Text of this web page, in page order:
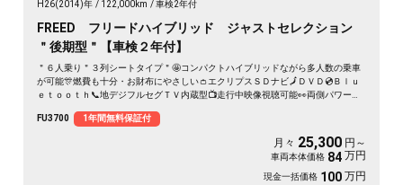
H26(2014)年 122,000km 車検2年付
FREED フリードハイブリッド ジャストセレクション
＂後期型＂【車検２年付】
＂６人乗り＂３列シートタイプ＂🤩コンパクトハイブリッドながら多人数の乗車
が可能🎊燃費も十分・お財布にやさしい👛エクリプスＳＤナビ🗾ＤＶＤ💿Ｂｌｕ
ｅｔｏｏｔｈ📞地デジフルセグＴＶ内蔵型📺走行中映像視聴可能👀両側パワース
クルーズコントロール機能付・高速道路も運転楽々👏ＨＩＤヘッドライト＆ＬＥ
FU3700 1年間無料保証付
月々 25,300 円～
車両本体価格 84 万円
現金一括価格 100 万円